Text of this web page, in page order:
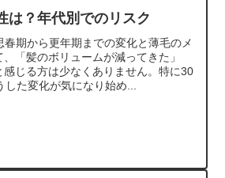
は？年代別でのリスク
期から更年期までの変化と薄毛のメ
「髪のボリュームが減ってきた」
感じる方は少なくありません。特に30
た変化が気になり始め...